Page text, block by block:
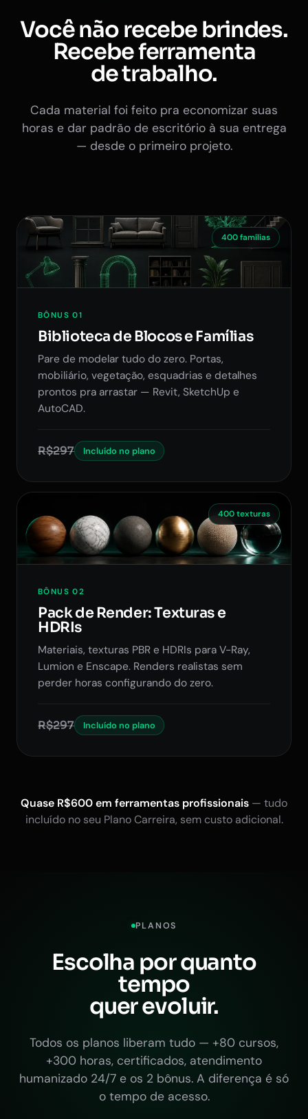
Você não recebe brindes.
Recebe ferramenta
de trabalho.
Cada material foi feito pra economizar suas
horas e dar padrão de escritório à sua entrega
— desde o primeiro projeto.
400 famílias
BÔNUS 01
Biblioteca de Blocos e Famílias
Pare de modelar tudo do zero. Portas,
mobiliário, vegetação, esquadrias e detalhes
prontos pra arrastar — Revit, SketchUp e
AutoCAD.
R$297 Incluído no plano
400 texturas
BÔNUS 02
Pack de Render: Texturas e
HDRIs
Materiais, texturas PBR e HDRIs para V-Ray,
Lumion e Enscape. Renders realistas sem
perder horas configurando do zero.
R$297 Incluído no plano
Quase R$600 em ferramentas profissionais — tudo
incluído no seu Plano Carreira, sem custo adicional.
PLANOS
Escolha por quanto
tempo
quer evoluir.
Todos os planos liberam tudo — +80 cursos,
+300 horas, certificados, atendimento
humanizado 24/7 e os 2 bônus. A diferença é só
o tempo de acesso.